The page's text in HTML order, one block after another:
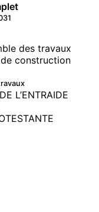
des travaux
construction
L’ENTRAIDE